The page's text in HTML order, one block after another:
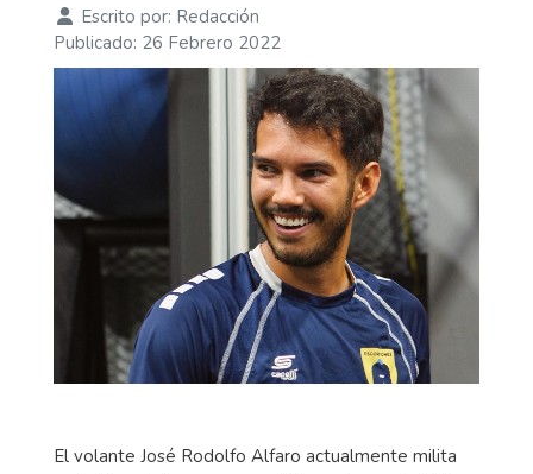
Escrito por: Redacción
Publicado: 26 Febrero 2022
El volante José Rodolfo Alfaro actualmente milita